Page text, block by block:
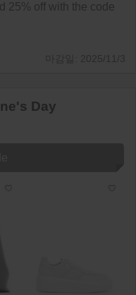
25% off with the code
Day